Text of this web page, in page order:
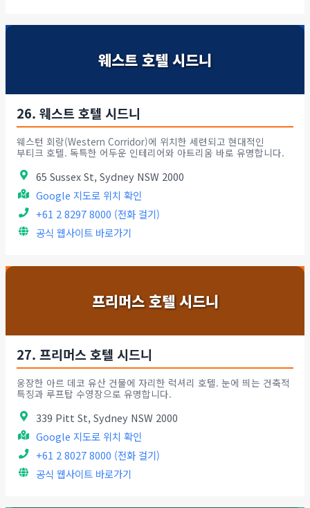
웨스트 호텔 시드니
26. 웨스트 호텔 시드니
웨스턴 회랑(Western Corridor)에 위치한 세련되고 현대적인
부티크 호텔. 독특한 어두운 인테리어와 아트리움 바로 유명합니다.
65 Sussex St, Sydney NSW 2000
Google 지도로 위치 확인
+61 2 8297 8000 (전화 걸기)
공식 웹사이트 바로가기
프리머스 호텔 시드니
27. 프리머스 호텔 시드니
웅장한 아르 데코 유산 건물에 자리한 럭셔리 호텔. 눈에 띄는 건축적
특징과 루프탑 수영장으로 유명합니다.
339 Pitt St, Sydney NSW 2000
Google 지도로 위치 확인
+61 2 8027 8000 (전화 걸기)
공식 웹사이트 바로가기